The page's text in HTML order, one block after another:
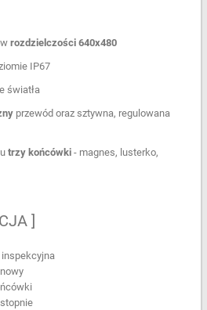
rozdzielczości 640x480
IP67
światła
przewód oraz sztywna, regulowana
trzy końcówki- magnes, lusterko,
]
inspekcyjna